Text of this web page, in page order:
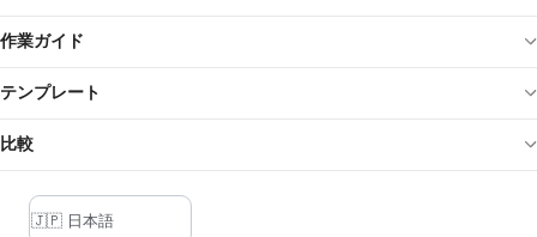
作業ガイド
テンプレート
比較